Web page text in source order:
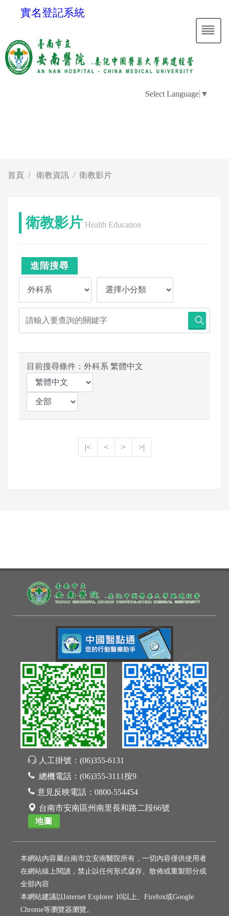
實名登記系統
Select Language ▼
首頁 衛教資訊 衛教影片
衛教影片 Health Education
進階搜尋
目前搜尋條件：外科系 繁體中文
|< < > >|
人工掛號： (06)355-6131
總機電話： (06)355-3111按9
意見反映電話： 0800-554454
台南市安南區州南里長和路二段66號
地圖
本網站內容屬台南市立安南醫院所有，一切內容僅供使用者
在網站線上閱讀，禁止以任何形式儲存、散佈或重製部分或
全部內容
本網站建議以Internet Explorer 10以上、Firefox或Google
Chrome等瀏覽器瀏覽。